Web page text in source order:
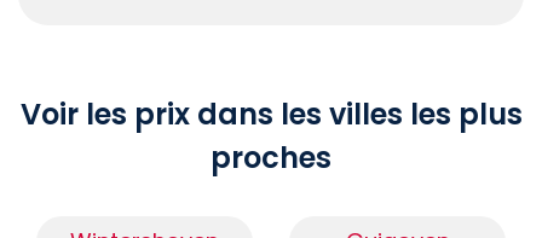
Voir les prix dans les villes les plus
proches